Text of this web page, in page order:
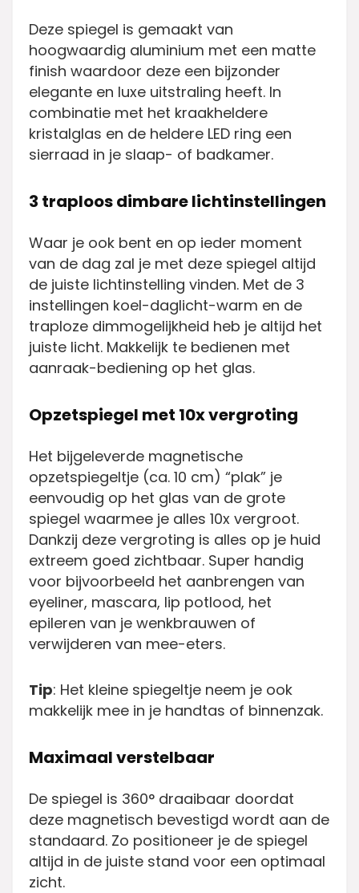
Deze spiegel is gemaakt van
hoogwaardig aluminium met een matte
finish waardoor deze een bijzonder
elegante en luxe uitstraling heeft. In
combinatie met het kraakheldere
kristalglas en de heldere LED ring een
sierraad in je slaap- of badkamer.
3 traploos dimbare lichtinstellingen
Waar je ook bent en op ieder moment
van de dag zal je met deze spiegel altijd
de juiste lichtinstelling vinden. Met de 3
instellingen koel-daglicht-warm en de
traploze dimmogelijkheid heb je altijd het
juiste licht. Makkelijk te bedienen met
aanraak-bediening op het glas.
Opzetspiegel met 10x vergroting
Het bijgeleverde magnetische
opzetspiegeltje (ca. 10 cm) “plak” je
eenvoudig op het glas van de grote
spiegel waarmee je alles 10x vergroot.
Dankzij deze vergroting is alles op je huid
extreem goed zichtbaar. Super handig
voor bijvoorbeeld het aanbrengen van
eyeliner, mascara, lip potlood, het
epileren van je wenkbrauwen of
verwijderen van mee-eters.
Tip: Het kleine spiegeltje neem je ook
makkelijk mee in je handtas of binnenzak.
Maximaal verstelbaar
De spiegel is 360° draaibaar doordat
deze magnetisch bevestigd wordt aan de
standaard. Zo positioneer je de spiegel
altijd in de juiste stand voor een optimaal
zicht.